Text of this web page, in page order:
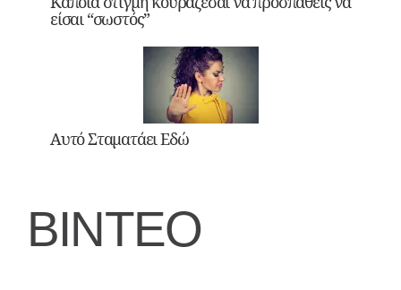
είσαι “σωστός”
Αυτό Σταματάει Εδώ
ΒΙΝΤΕΟ